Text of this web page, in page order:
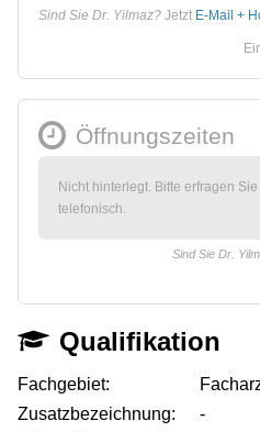
Sind Sie Dr. Yilmaz? Jetzt E-Mail +
Öffnungszeiten
Nicht hinterlegt. Bitte erfragen
telefonisch.
Sind Sie Dr.
Qualifikation
Fachgebiet:
Zusatzbezeichnung:
-